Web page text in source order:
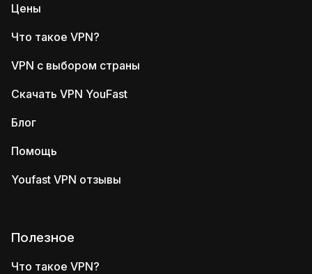
Цены
Что такое VPN?
VPN с выбором страны
Скачать VPN YouFast
Блог
Помощь
Youfast VPN отзывы
Полезное
Что такое VPN?